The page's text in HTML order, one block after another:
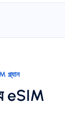
প্ল্যান
eSIM